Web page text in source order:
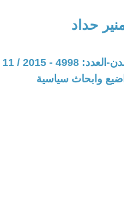
حداد
- 2015 / 11 / 27 - 16:59
وابحاث سياسية